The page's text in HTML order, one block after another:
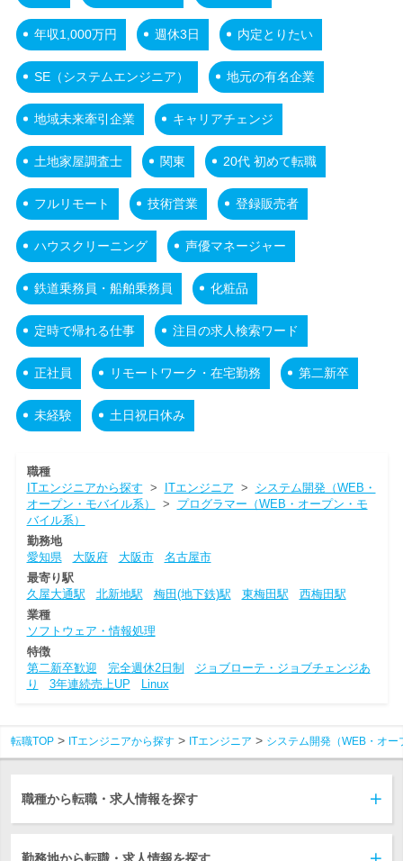
年収1,000万円 週休3日 内定とりたい
SE（システムエンジニア） 地元の有名企業
地域未来牽引企業 キャリアチェンジ
土地家屋調査士 関東 20代 初めて転職
フルリモート 技術営業 登録販売者
ハウスクリーニング 声優マネージャー
鉄道乗務員・船舶乗務員 化粧品
定時で帰れる仕事 注目の求人検索ワード
正社員 リモートワーク・在宅勤務 第二新卒
未経験 土日祝日休み
職種
ITエンジニアから探す > ITエンジニア > システム開発（WEB・
オープン・モバイル系）
> プログラマー（WEB・オープン・モ
バイル系）
勤務地
愛知県
大阪府 大阪市
名古屋市
最寄り駅
久屋大通駅
北新地駅 梅田(地下鉄)駅 東梅田駅
西梅田駅
業種
ソフトウェア・情報処理
特徴
第二新卒歓迎
完全週休2日制
ジョブローテ・ジョブチェンジあ
り
3年連続売上UP Linux
転職TOP ITエンジニアから探す ITエンジニア システム開発（WEB・オ
職種から転職・求人情報を探す
勤務地から転職・求人情報を探す